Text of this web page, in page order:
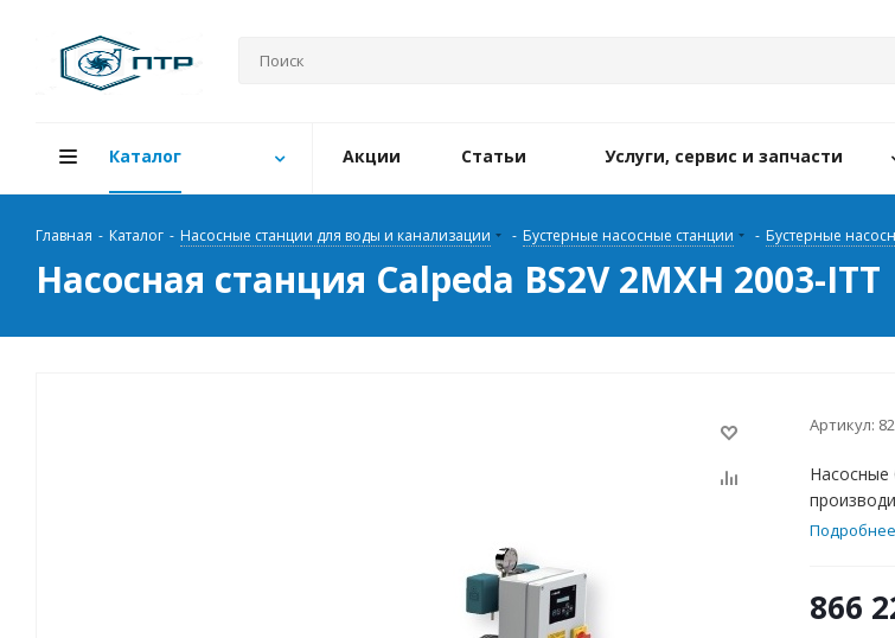
Каталог Акции Статьи Услуги, сервис и запчасти
Главная - Каталог - Насосные станции для воды и канализации - Бустерные насосные станции - Бустерные
Насосная станция Calpeda BS2V 2MXH 2003-ITT
Артикул:
Насосные
Подробнее
866